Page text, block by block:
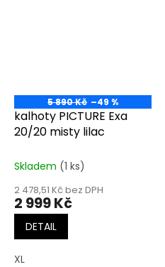
5 890 Kč –49 %
kalhoty PICTURE Exa
20/20 misty lilac
Skladem (1 ks)
2 478,51 Kč bez DPH
2 999 Kč
DETAIL
XL